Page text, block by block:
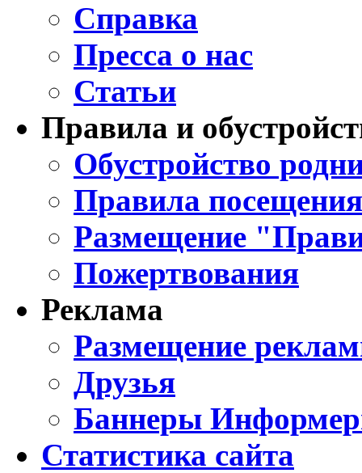
Справка
Пресса о нас
Статьи
Правила и
Обустройство
Правила
Размещение
Пожертвования
Реклама
Размещение
Друзья
Баннеры
Статистика сайта